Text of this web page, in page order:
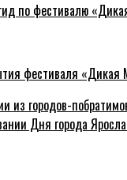
по фестивалю
фестиваля «Дикая
из городов-
Дня города